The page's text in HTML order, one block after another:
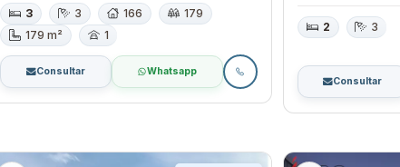
3 3 166
179
179 m²
1
Consultar Whatsapp
2 3
Consultar